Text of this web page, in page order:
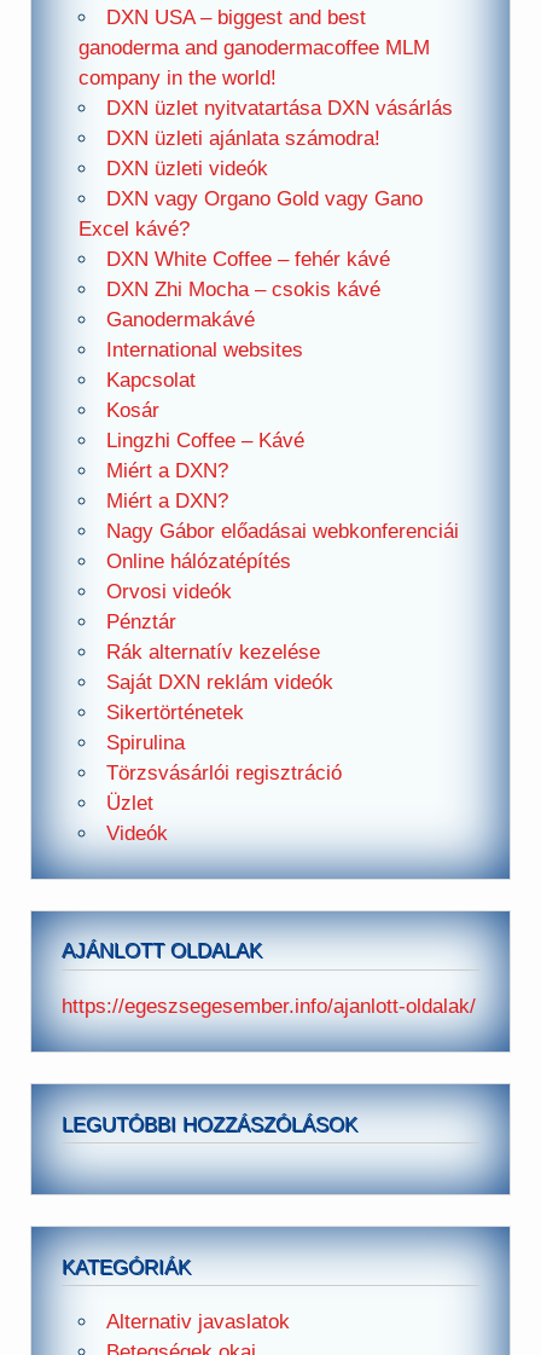
DXN USA – biggest and best
ganoderma and ganodermacoffee MLM
company in the world!
DXN üzlet nyitvatartása DXN vásárlás
DXN üzleti ajánlata számodra!
DXN üzleti videók
DXN vagy Organo Gold vagy Gano
Excel kávé?
DXN White Coffee – fehér kávé
DXN Zhi Mocha – csokis kávé
Ganodermakávé
International websites
Kapcsolat
Kosár
Lingzhi Coffee – Kávé
Miért a DXN?
Miért a DXN?
Nagy Gábor előadásai webkonferenciái
Online hálózatépítés
Orvosi videók
Pénztár
Rák alternatív kezelése
Saját DXN reklám videók
Sikertörténetek
Spirulina
Törzsvásárlói regisztráció
Üzlet
Videók
AJÁNLOTT OLDALAK
https://egeszsegesember.info/ajanlott-oldalak/
LEGUTÓBBI HOZZÁSZÓLÁSOK
KATEGÓRIÁK
Alternativ javaslatok